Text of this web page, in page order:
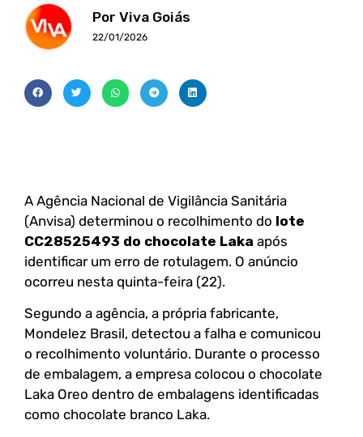
Por Viva Goiás
22/01/2026
A Agência Nacional de Vigilância Sanitária
(Anvisa) determinou o recolhimento do lote
CC28525493 do chocolate Laka após
identificar um erro de rotulagem. O anúncio
ocorreu nesta quinta-feira (22).
Segundo a agência, a própria fabricante,
Mondelez Brasil, detectou a falha e comunicou
o recolhimento voluntário. Durante o processo
de embalagem, a empresa colocou o chocolate
Laka Oreo dentro de embalagens identificadas
como chocolate branco Laka.